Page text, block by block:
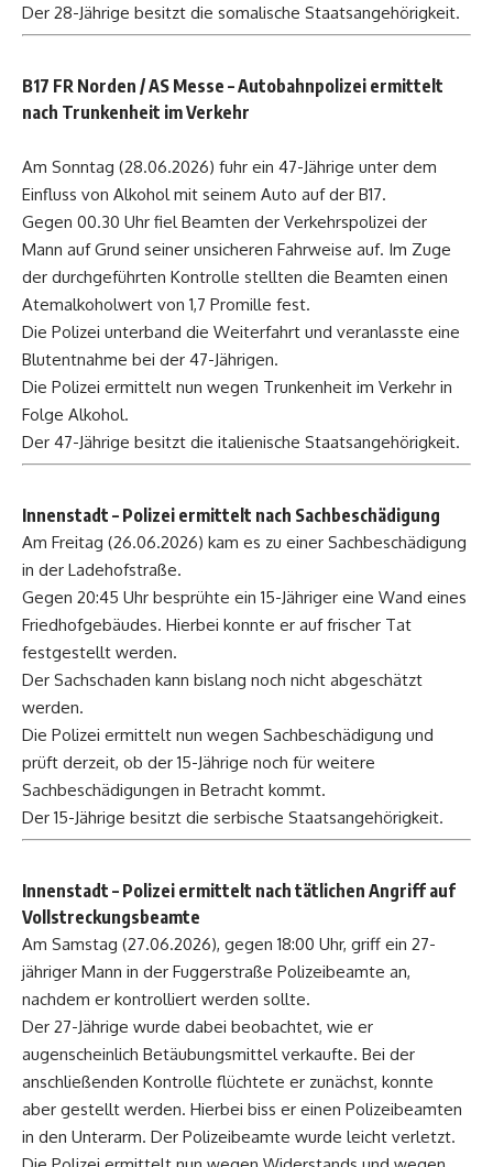
Der 28-Jährige besitzt die somalische Staatsangehörigkeit.
B17 FR Norden / AS Messe – Autobahnpolizei ermittelt
nach Trunkenheit im Verkehr
Am Sonntag (28.06.2026) fuhr ein 47-Jährige unter dem
Einfluss von Alkohol mit seinem Auto auf der B17.
Gegen 00.30 Uhr fiel Beamten der Verkehrspolizei der
Mann auf Grund seiner unsicheren Fahrweise auf. Im Zuge
der durchgeführten Kontrolle stellten die Beamten einen
Atemalkoholwert von 1,7 Promille fest.
Die Polizei unterband die Weiterfahrt und veranlasste eine
Blutentnahme bei der 47-Jährigen.
Die Polizei ermittelt nun wegen Trunkenheit im Verkehr in
Folge Alkohol.
Der 47-Jährige besitzt die italienische Staatsangehörigkeit.
Innenstadt – Polizei ermittelt nach Sachbeschädigung
Am Freitag (26.06.2026) kam es zu einer Sachbeschädigung
in der Ladehofstraße.
Gegen 20:45 Uhr besprühte ein 15-Jähriger eine Wand eines
Friedhofgebäudes. Hierbei konnte er auf frischer Tat
festgestellt werden.
Der Sachschaden kann bislang noch nicht abgeschätzt
werden.
Die Polizei ermittelt nun wegen Sachbeschädigung und
prüft derzeit, ob der 15-Jährige noch für weitere
Sachbeschädigungen in Betracht kommt.
Der 15-Jährige besitzt die serbische Staatsangehörigkeit.
Innenstadt – Polizei ermittelt nach tätlichen Angriff auf
Vollstreckungsbeamte
Am Samstag (27.06.2026), gegen 18:00 Uhr, griff ein 27-
jähriger Mann in der Fuggerstraße Polizeibeamte an,
nachdem er kontrolliert werden sollte.
Der 27-Jährige wurde dabei beobachtet, wie er
augenscheinlich Betäubungsmittel verkaufte. Bei der
anschließenden Kontrolle flüchtete er zunächst, konnte
aber gestellt werden. Hierbei biss er einen Polizeibeamten
in den Unterarm. Der Polizeibeamte wurde leicht verletzt.